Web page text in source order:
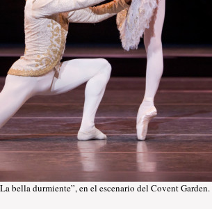
bella durmiente”, en el escenario del Covent